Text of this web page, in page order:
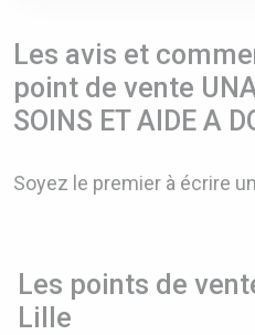
Les avis et
point de vente
SOINS ET AIDE A
Soyez le premier à écrire
Les points de
Lille